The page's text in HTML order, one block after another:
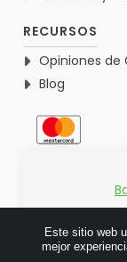
RECURSOS
Opiniones de
Blog
Este sitio web
mejor